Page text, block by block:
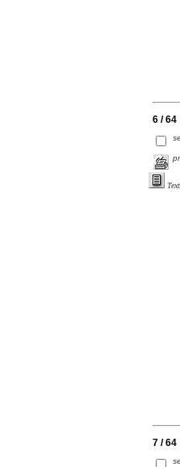
6 / 64
7 / 64